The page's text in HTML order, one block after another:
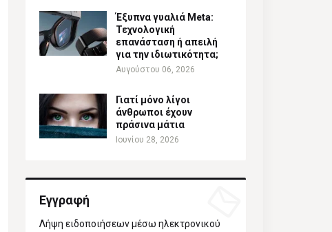
Έξυπνα γυαλιά Meta:
Τεχνολογική
επανάσταση ή απειλή
για την ιδιωτικότητα;
Αυγούστου 06, 2026
Γιατί μόνο λίγοι
άνθρωποι έχουν
πράσινα μάτια
Ιουνίου 28, 2026
Εγγραφή
Λήψη ειδοποιήσεων μέσω ηλεκτρονικού